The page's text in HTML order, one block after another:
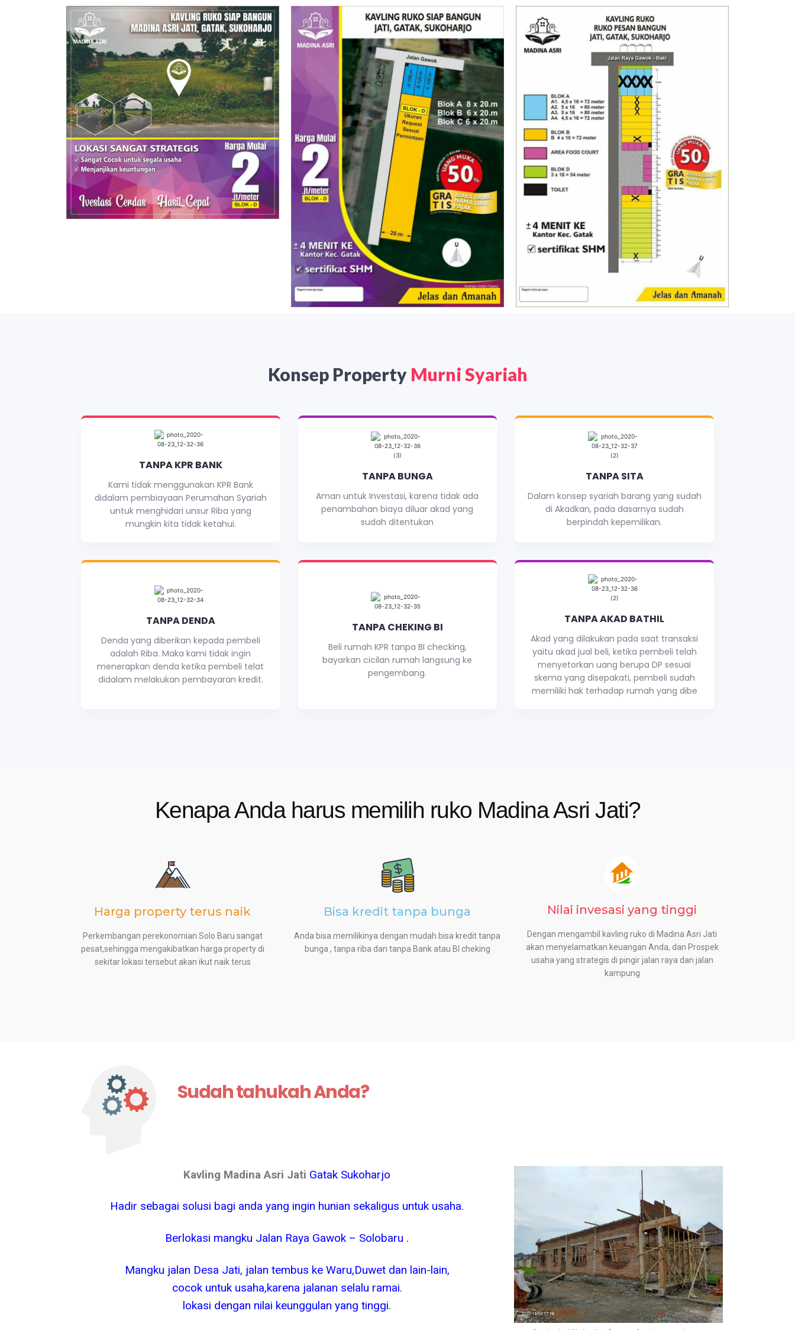
Konsep Property Murni Syariah
TANPA KPR BANK
Kami tidak menggunakan KPR Bank
didalam pembiayaan Perumahan Syariah
untuk menghidari unsur Riba yang
mungkin kita tidak ketahui.
TANPA BUNGA
Aman untuk Investasi, karena tidak ada
penambahan biaya diluar akad yang
sudah ditentukan
TANPA SITA
Dalam konsep syariah barang yang sudah
di Akadkan, pada dasarnya sudah
berpindah kepemilikan.
TANPA DENDA
Denda yang diberikan kepada pembeli
adalah Riba. Maka kami tidak ingin
menerapkan denda ketika pembeli telat
didalam melakukan pembayaran kredit.
TANPA CHEKING BI
Beli rumah KPR tanpa BI checking,
bayarkan cicilan rumah langsung ke
pengembang.
TANPA AKAD BATHIL
Akad yang dilakukan pada saat transaksi
yaitu akad jual beli, ketika pembeli telah
menyetorkan uang berupa DP sesuai
skema yang disepakati, pembeli sudah
memiliki hak terhadap rumah yang dibe
Kenapa Anda harus memilih ruko Madina Asri Jati?
Harga property terus naik
Perkembangan perekonomian Solo Baru sangat
pesat,sehingga mengakibatkan harga property di
sekitar lokasi tersebut akan ikut naik terus
Bisa kredit tanpa bunga
Anda bisa memilikinya dengan mudah bisa kredit tanpa
bunga , tanpa riba dan tanpa Bank atau BI cheking
Nilai invesasi yang tinggi
Dengan mengambil kavling ruko di Madina Asri Jati
akan menyelamatkan keuangan Anda, dan Prospek
usaha yang strategis di pingir jalan raya dan jalan
kampung
Sudah tahukah Anda?
Kavling Madina Asri Jati Gatak Sukoharjo
Hadir sebagai solusi bagi anda yang ingin hunian sekaligus untuk usaha.
Berlokasi mangku Jalan Raya Gawok – Solobaru .
Mangku jalan Desa Jati, jalan tembus ke Waru,Duwet dan lain-lain,
cocok untuk usaha,karena jalanan selalu ramai.
lokasi dengan nilai keunggulan yang tinggi.